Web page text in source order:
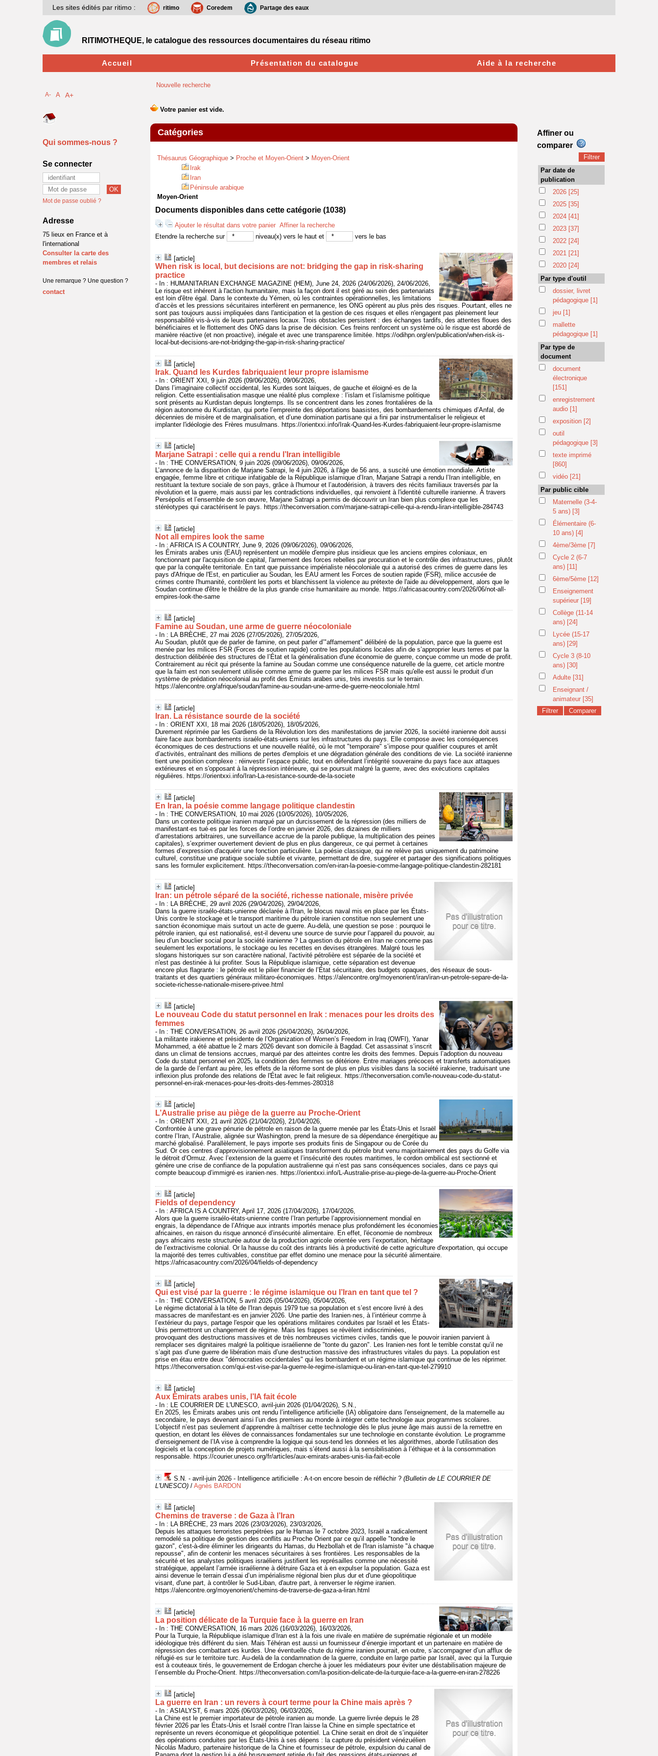
Nouvelle recherche
Catégories
Thésaurus Géographique > Proche et Moyen-Orient > Moyen-Orient
Irak
Iran
Péninsule arabique
Moyen-Orient
Documents disponibles dans cette catégorie (1038)
Ajouter le résultat dans votre panier Affiner la recherche
Etendre la recherche sur
niveau(x) vers le haut et vers le bas
[article]
When risk is local, but decisions are not: bridging the gap in risk-sharing
practice
- In : HUMANITARIAN EXCHANGE MAGAZINE (HEM), June 24, 2026 (24/06/2026), 24/06/2026,
Le risque est inhérent à l'action humanitaire, mais la façon dont il est géré au sein des partenariats
est loin d'être égal. Dans le contexte du Yémen, où les contraintes opérationnelles, les limitations
d’accès et les pressions sécuritaires interfèrent en permanence, les ONG opèrent au plus près des risques. Pourtant, elles ne
sont pas toujours aussi impliquées dans l'anticipation et la gestion de ces risques et elles n'engagent pas pleinement leur
responsabilité vis-à-vis de leurs partenaires locaux. Trois obstacles persistent : des échanges tardifs, des attentes floues des
bénéficiaires et le flottement des ONG dans la prise de décision. Ces freins renforcent un système où le risque est abordé de
manière réactive (et non proactive), inégale et avec une transparence limitée. https://odihpn.org/en/publication/when-risk-is-
local-but-decisions-are-not-bridging-the-gap-in-risk-sharing-practice/
[article]
Irak. Quand les Kurdes fabriquaient leur propre islamisme
- In : ORIENT XXI, 9 juin 2026 (09/06/2026), 09/06/2026,
Dans l’imaginaire collectif occidental, les Kurdes sont laïques, de gauche et éloigné·es de la
religion. Cette essentialisation masque une réalité plus complexe : l’islam et l’islamisme politique
sont présents au Kurdistan depuis longtemps. Ils se concentrent dans les zones frontalières de la
région autonome du Kurdistan, qui porte l’empreinte des déportations baasistes, des bombardements chimiques d’Anfal, de
décennies de misère et de marginalisation, et d’une domination partisane qui a fini par instrumentaliser le religieux et
implanter l'idéologie des Frères musulmans. https://orientxxi.info/Irak-Quand-les-Kurdes-fabriquaient-leur-propre-islamisme
[article]
Marjane Satrapi : celle qui a rendu l’Iran intelligible
- In : THE CONVERSATION, 9 juin 2026 (09/06/2026), 09/06/2026,
L’annonce de la disparition de Marjane Satrapi, le 4 juin 2026, à l'âge de 56 ans, a suscité une émotion mondiale. Artiste
engagée, femme libre et critique infatigable de la République islamique d’Iran, Marjane Satrapi a rendu l’Iran intelligible, en
restituant la texture sociale de son pays, grâce à l'humour et l’autodérision, à travers des récits familiaux traversés par la
révolution et la guerre, mais aussi par les contradictions individuelles, qui renvoient à l'identité culturelle iranienne. À travers
Persépolis et l’ensemble de son œuvre, Marjane Satrapi a permis de découvrir un Iran bien plus complexe que les
stéréotypes qui caractérisent le pays. https://theconversation.com/marjane-satrapi-celle-qui-a-rendu-liran-intelligible-284743
[article]
Not all empires look the same
- In : AFRICA IS A COUNTRY, June 9, 2026 (09/06/2026), 09/06/2026,
les Émirats arabes unis (EAU) représentent un modèle d'empire plus insidieux que les anciens empires coloniaux, en
fonctionnant par l'acquisition de capital, l'armement des forces rebelles par procuration et le contrôle des infrastructures, plutôt
que par la conquête territoriale. En tant que puissance impérialiste néocoloniale qui a autorisé des crimes de guerre dans les
pays d'Afrique de l'Est, en particulier au Soudan, les EAU arment les Forces de soutien rapide (FSR), milice accusée de
crimes contre l'humanité, contrôlent les ports et blanchissent la violence au prétexte de l'aide au développement, alors que le
Soudan continue d'être le théâtre de la plus grande crise humanitaire au monde. https://africasacountry.com/2026/06/not-all-
empires-look-the-same
[article]
Famine au Soudan, une arme de guerre néocoloniale
- In : LA BRÈCHE, 27 mai 2026 (27/05/2026), 27/05/2026,
Au Soudan, plutôt que de parler de famine, on peut parler d’"affamement" délibéré de la population, parce que la guerre est
menée par les milices FSR (Forces de soutien rapide) contre les populations locales afin de s’approprier leurs terres et par la
destruction délibérée des structures de l’État et la généralisation d'une économie de guerre, conçue comme un mode de profit.
Contrairement au récit qui présente la famine au Soudan comme une conséquence naturelle de la guerre, cet article montre
que la faim est non seulement utilisée comme arme de guerre par les milices FSR mais qu'elle est aussi le produit d’un
système de prédation néocolonial au profit des Émirats arabes unis, très investis sur le terrain.
https://alencontre.org/afrique/soudan/famine-au-soudan-une-arme-de-guerre-neocoloniale.html
[article]
Iran. La résistance sourde de la société
- In : ORIENT XXI, 18 mai 2026 (18/05/2026), 18/05/2026,
Durement réprimée par les Gardiens de la Révolution lors des manifestations de janvier 2026, la société iranienne doit aussi
faire face aux bombardements israélo-états-uniens sur les infrastructures du pays. Elle compose avec les conséquences
économiques de ces destructions et une nouvelle réalité, où le mot "temporaire" s’impose pour qualifier coupures et arrêt
d’activités, entraînant des millions de pertes d'emplois et une dégradation générale des conditions de vie. La société iranienne
tient une position complexe : réinvestir l’espace public, tout en défendant l’intégrité souveraine du pays face aux attaques
extérieures et en s'opposant à la répression intérieure, qui se poursuit malgré la guerre, avec des exécutions capitales
régulières. https://orientxxi.info/Iran-La-resistance-sourde-de-la-societe
[article]
En Iran, la poésie comme langage politique clandestin
- In : THE CONVERSATION, 10 mai 2026 (10/05/2026), 10/05/2026,
Dans un contexte politique iranien marqué par un durcissement de la répression (des milliers de
manifestant·es tué·es par les forces de l’ordre en janvier 2026, des dizaines de milliers
d’arrestations arbitraires, une surveillance accrue de la parole publique, la multiplication des peines
capitales), s’exprimer ouvertement devient de plus en plus dangereux, ce qui permet à certaines
formes d’expression d'acquérir une fonction particulière. La poésie classique, qui ne relève pas uniquement du patrimoine
culturel, constitue une pratique sociale subtile et vivante, permettant de dire, suggérer et partager des significations politiques
sans les formuler explicitement. https://theconversation.com/en-iran-la-poesie-comme-langage-politique-clandestin-282181
[article]
Iran: un pétrole séparé de la société, richesse nationale, misère privée
- In : LA BRÈCHE, 29 avril 2026 (29/04/2026), 29/04/2026,
Dans la guerre israélo-états-unienne déclarée à l'Iran, le blocus naval mis en place par les États-
Unis contre le stockage et le transport maritime du pétrole iranien constitue non seulement une
sanction économique mais surtout un acte de guerre. Au-delà, une question se pose : pourquoi le
pétrole iranien, qui est nationalisé, est-il devenu une source de survie pour l’appareil du pouvoir, au
lieu d’un bouclier social pour la société iranienne ? La question du pétrole en Iran ne concerne pas
seulement les exportations, le stockage ou les recettes en devises étrangères. Malgré tous les
slogans historiques sur son caractère national, l'activité pétrolière est séparée de la société et
n'est pas destinée à lui profiter. Sous la République islamique, cette séparation est devenue
encore plus flagrante : le pétrole est le pilier financier de l’État sécuritaire, des budgets opaques, des réseaux de sous-
traitants et des quartiers généraux militaro-économiques. https://alencontre.org/moyenorient/iran/iran-un-petrole-separe-de-la-
societe-richesse-nationale-misere-privee.html
[article]
Le nouveau Code du statut personnel en Irak : menaces pour les droits des
femmes
- In : THE CONVERSATION, 26 avril 2026 (26/04/2026), 26/04/2026,
La militante irakienne et présidente de l’Organization of Women’s Freedom in Iraq (OWFI), Yanar
Mohammed, a été abattue le 2 mars 2026 devant son domicile à Bagdad. Cet assassinat s’inscrit
dans un climat de tensions accrues, marqué par des atteintes contre les droits des femmes. Depuis l’adoption du nouveau
Code du statut personnel en 2025, la condition des femmes se détériore. Entre mariages précoces et transferts automatiques
de la garde de l’enfant au père, les effets de la réforme sont de plus en plus visibles dans la société irakienne, traduisant une
inflexion plus profonde des relations de l'État avec le fait religieux. https://theconversation.com/le-nouveau-code-du-statut-
personnel-en-irak-menaces-pour-les-droits-des-femmes-280318
[article]
L’Australie prise au piège de la guerre au Proche-Orient
- In : ORIENT XXI, 21 avril 2026 (21/04/2026), 21/04/2026,
Confrontée à une grave pénurie de pétrole en raison de la guerre menée par les États-Unis et Israël
contre l’Iran, l’Australie, alignée sur Washington, prend la mesure de sa dépendance énergétique au
marché globalisé. Parallèlement, le pays importe ses produits finis de Singapour ou de Corée du
Sud. Or ces centres d’approvisionnement asiatiques transforment du pétrole brut venu majoritairement des pays du Golfe via
le détroit d’Ormuz. Avec l’extension de la guerre et l’insécurité des routes maritimes, le cordon ombilical est sectionné et
génère une crise de confiance de la population australienne qui n’est pas sans conséquences sociales, dans ce pays qui
compte beaucoup d’immigré·es iranien·nes. https://orientxxi.info/L-Australie-prise-au-piege-de-la-guerre-au-Proche-Orient
[article]
Fields of dependency
- In : AFRICA IS A COUNTRY, April 17, 2026 (17/04/2026), 17/04/2026,
Alors que la guerre israélo-états-unienne contre l’Iran perturbe l’approvisionnement mondial en
engrais, la dépendance de l’Afrique aux intrants importés menace plus profondément les économies
africaines, en raison du risque annoncé d’insécurité alimentaire. En effet, l'économie de nombreux
pays africains reste structurée autour de la production agricole orientée vers l’exportation, héritage
de l’extractivisme colonial. Or la hausse du coût des intrants liés à productivité de cette agriculture d'exportation, qui occupe
la majorité des terres cultivables, constitue par effet domino une menace pour la sécurité alimentaire.
https://africasacountry.com/2026/04/fields-of-dependency
[article]
Qui est visé par la guerre : le régime islamique ou l’Iran en tant que tel ?
- In : THE CONVERSATION, 5 avril 2026 (05/04/2026), 05/04/2026,
Le régime dictatorial à la tête de l'Iran depuis 1979 tue sa population et s’est encore livré à des
massacres de manifestant·es en janvier 2026. Une partie des Iranien·nes, à l’intérieur comme à
l’extérieur du pays, partage l'espoir que les opérations militaires conduites par Israël et les États-
Unis permettront un changement de régime. Mais les frappes se révèlent indiscriminées,
provoquant des destructions massives et de très nombreuses victimes civiles, tandis que le pouvoir iranien parvient à
remplacer ses dignitaires malgré la politique israélienne de "tonte du gazon". Les Iranien·nes font le terrible constat qu’il ne
s’agit pas d’une guerre de libération mais d’une destruction massive des infrastructures vitales du pays. La population est
prise en étau entre deux "démocraties occidentales" qui les bombardent et un régime islamique qui continue de les réprimer.
https://theconversation.com/qui-est-vise-par-la-guerre-le-regime-islamique-ou-liran-en-tant-que-tel-279910
[article]
Aux Émirats arabes unis, l’IA fait école
- In : LE COURRIER DE L'UNESCO, avril-juin 2026 (01/04/2026), S.N.,
En 2025, les Émirats arabes unis ont rendu l’intelligence artificielle (IA) obligatoire dans l'enseignement, de la maternelle au
secondaire, le pays devenant ainsi l’un des premiers au monde à intégrer cette technologie aux programmes scolaires.
L’objectif n’est pas seulement d’apprendre à maîtriser cette technologie dès le plus jeune âge mais aussi de la remettre en
question, en dotant les élèves de connaissances fondamentales sur une technologie en constante évolution. Le programme
d’enseignement de l’IA vise à comprendre la logique qui sous-tend les données et les algorithmes, aborde l’utilisation des
logiciels et la conception de projets numériques, mais s’étend aussi à la sensibilisation à l’éthique et à la consommation
responsable. https://courier.unesco.org/fr/articles/aux-emirats-arabes-unis-lia-fait-ecole
S.N. - avril-juin 2026 - Intelligence artificielle : A-t-on encore besoin de réfléchir ? (Bulletin de LE COURRIER DE
L'UNESCO) / Agnès BARDON
[article]
Chemins de traverse : de Gaza à l’Iran
- In : LA BRÈCHE, 23 mars 2026 (23/03/2026), 23/03/2026,
Depuis les attaques terroristes perpétrées par le Hamas le 7 octobre 2023, Israël a radicalement
remodelé sa politique de gestion des conflits au Proche Orient par ce qu’il appelle "tondre le
gazon", c'est-à-dire éliminer les dirigeants du Hamas, du Hezbollah et de l'Iran islamiste "à chaque
repousse", afin de contenir les menaces sécuritaires à ses frontières. Les responsables de la
sécurité et les analystes politiques israéliens justifient les représailles comme une nécessité
stratégique, appelant l’armée israélienne à détruire Gaza et à en expulser la population. Gaza est
ainsi devenue le terrain d’essai d’un impérialisme régional bien plus dur et d'une géopolitique
visant, d'une part, à contrôler le Sud-Liban, d'autre part, à renverser le régime iranien.
https://alencontre.org/moyenorient/chemins-de-traverse-de-gaza-a-liran.html
[article]
La position délicate de la Turquie face à la guerre en Iran
- In : THE CONVERSATION, 16 mars 2026 (16/03/2026), 16/03/2026,
Pour la Turquie, la République islamique d’Iran est à la fois une rivale en matière de suprématie régionale et un modèle
idéologique très différent du sien. Mais Téhéran est aussi un fournisseur d’énergie important et un partenaire en matière de
répression des combattant·es kurdes. Une éventuelle chute du régime iranien pourrait, en outre, s’accompagner d’un afflux de
réfugié·es sur le territoire turc. Au-delà de la condamnation de la guerre, conduite en large partie par Israël, avec qui la Turquie
est à couteaux tirés, le gouvernement de Erdogan cherche à jouer les médiateurs pour éviter une déstabilisation majeure de
l’ensemble du Proche-Orient. https://theconversation.com/la-position-delicate-de-la-turquie-face-a-la-guerre-en-iran-278226
[article]
La guerre en Iran : un revers à court terme pour la Chine mais après ?
- In : ASIALYST, 6 mars 2026 (06/03/2026), 06/03/2026,
La Chine est le premier importateur de pétrole iranien au monde. La guerre livrée depuis le 28
février 2026 par les États-Unis et Israël contre l’Iran laisse la Chine en simple spectatrice et
représente un revers économique et géopolitique potentiel. La Chine serait en droit de s’inquiéter
des opérations conduites par les États-Unis à ses dépens : la capture du président vénézuélien
Nicolás Maduro, partenaire historique de la Chine et fournisseur de pétrole, expulsion du canal de
Les sites édités par ritimo : ritimo Coredem Partage des eaux
RITIMOTHEQUE, le catalogue des ressources documentaires du réseau ritimo
Accueil Présentation du catalogue Aide à la recherche
A- A A+
Qui sommes-nous ?
Se connecter
Mot de passe oublié ?
Adresse
75 lieux en France et à
l'international
Consulter la carte des
membres et relais
Une remarque ? Une question ?
contact
Affiner ou
comparer
Par date de
publication
2026 [25]
2025 [35]
2024 [41]
2023 [37]
2022 [24]
2021 [21]
2020 [24]
Par type d'outil
dossier, livret
pédagogique [1]
jeu [1]
mallette
pédagogique [1]
Par type de
document
document
électronique
[151]
enregistrement
audio [1]
exposition [2]
outil
pédagogique [3]
texte imprimé
[860]
vidéo [21]
Par public cible
Maternelle (3-4-
5 ans) [3]
Élémentaire (6-
10 ans) [4]
4ème/3ème [7]
Cycle 2 (6-7
ans) [11]
6ème/5ème [12]
Enseignement
supérieur [19]
Collège (11-14
ans) [24]
Lycée (15-17
ans) [29]
Cycle 3 (8-10
ans) [30]
Adulte [31]
Enseignant /
animateur [35]